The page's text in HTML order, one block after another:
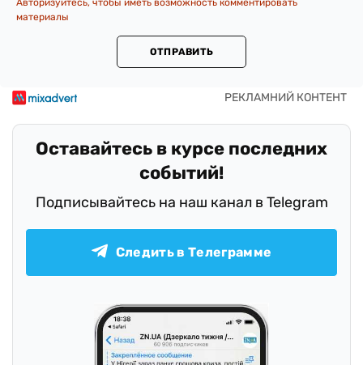
материалы
ОТПРАВИТЬ
Оставайтесь в курсе последних
событий!
Подписывайтесь на наш канал в Telegram
Следить в Телеграмме